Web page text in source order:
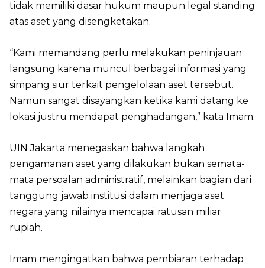
tidak memiliki dasar hukum maupun legal standing
atas aset yang disengketakan.
“Kami memandang perlu melakukan peninjauan
langsung karena muncul berbagai informasi yang
simpang siur terkait pengelolaan aset tersebut.
Namun sangat disayangkan ketika kami datang ke
lokasi justru mendapat penghadangan,” kata Imam.
UIN Jakarta menegaskan bahwa langkah
pengamanan aset yang dilakukan bukan semata-
mata persoalan administratif, melainkan bagian dari
tanggung jawab institusi dalam menjaga aset
negara yang nilainya mencapai ratusan miliar
rupiah.
Imam mengingatkan bahwa pembiaran terhadap